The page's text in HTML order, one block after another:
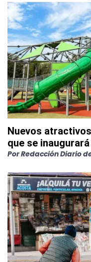
Nuevos
que se
PorRedacción Diario